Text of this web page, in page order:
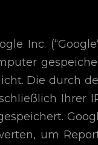
Inc.
Die durch
Ihrer
um